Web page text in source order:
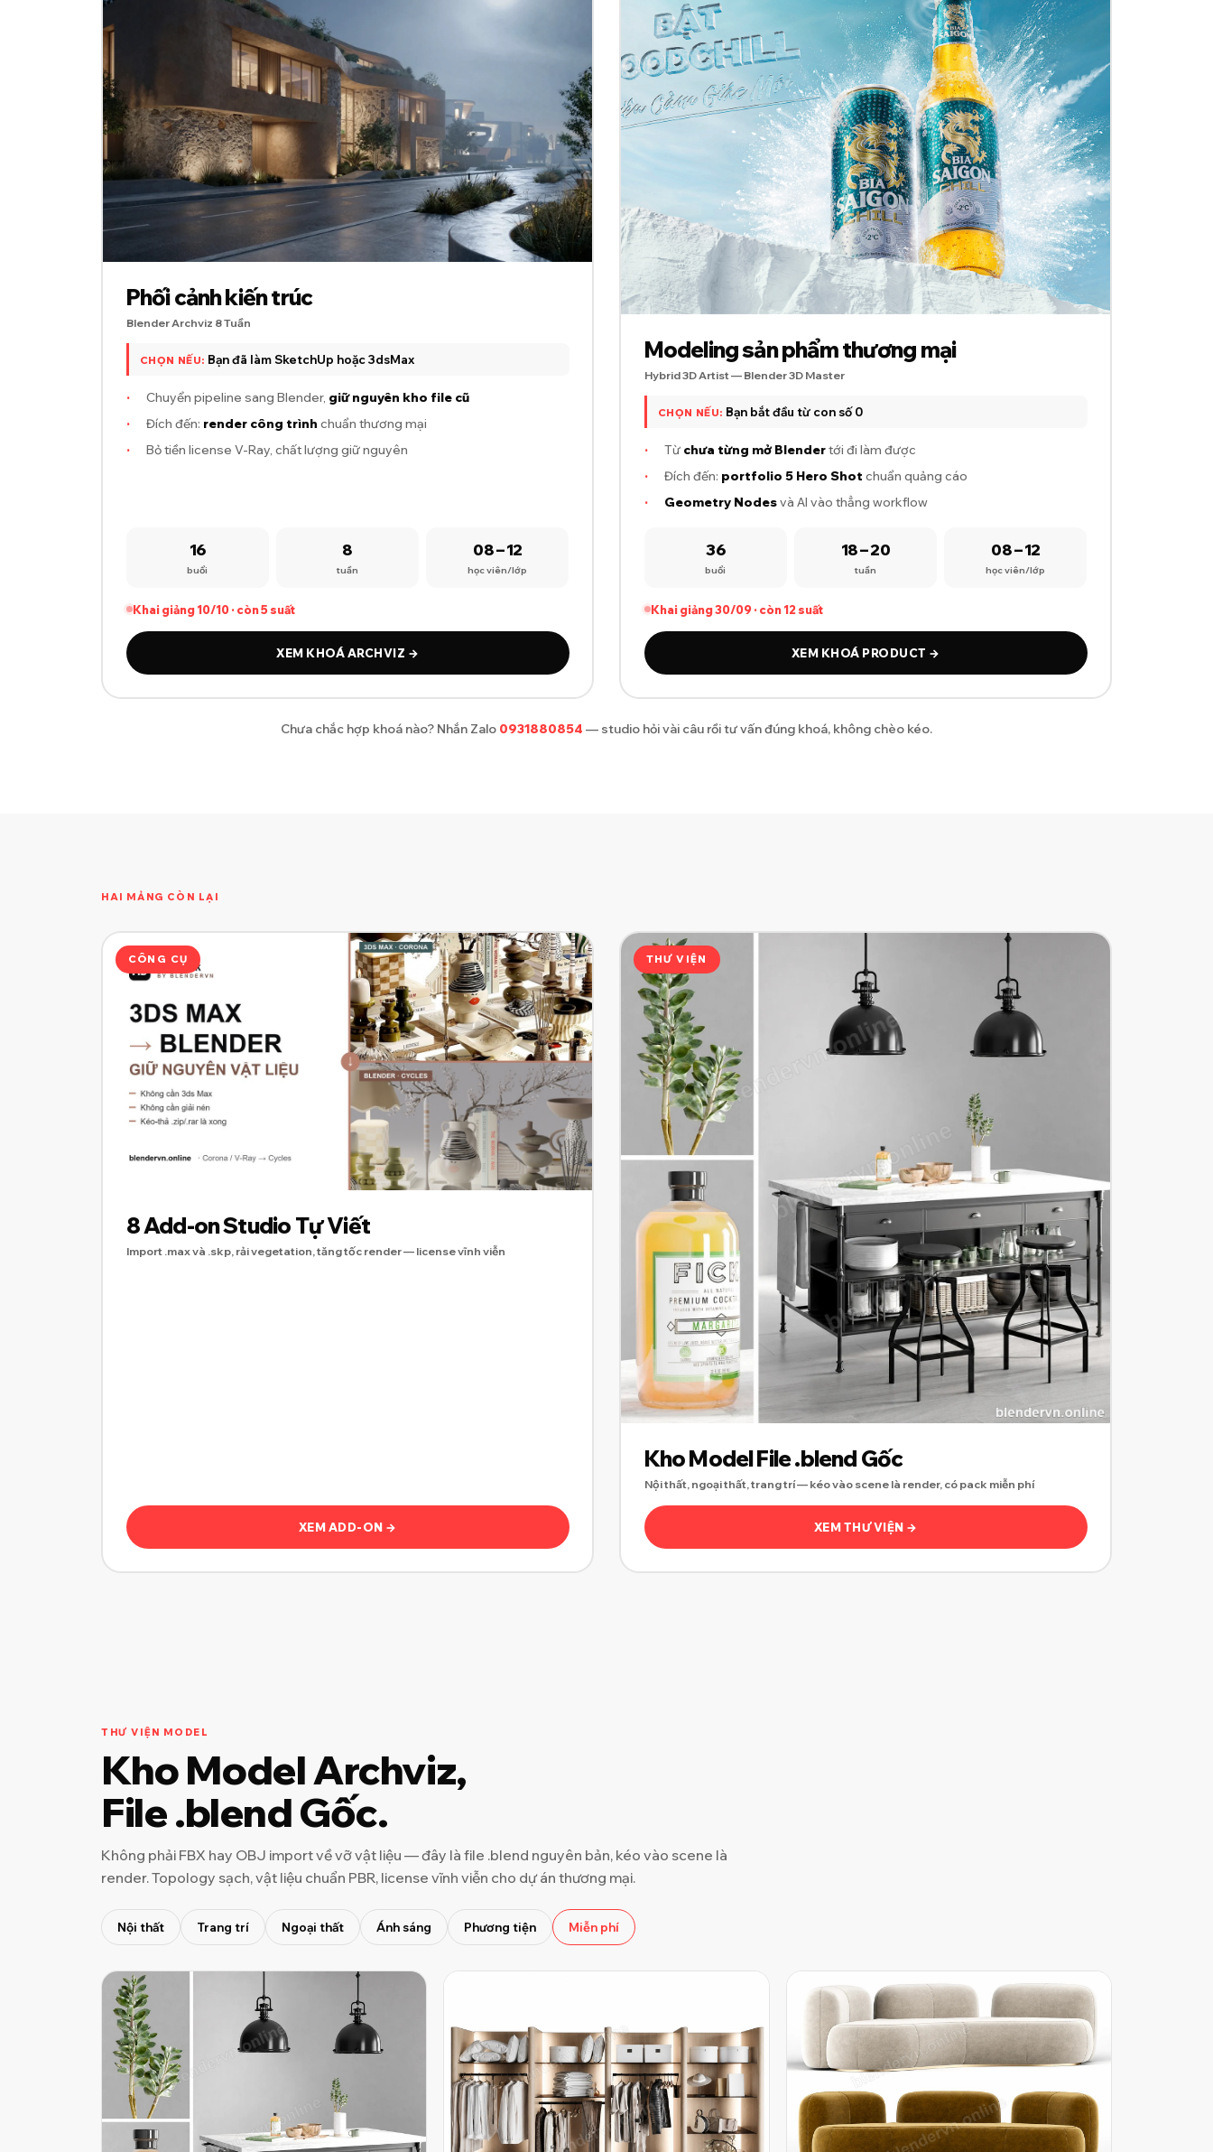
Phối cảnh kiến trúc
Blender Archviz 8 Tuần
CHỌN NẾU: Bạn đã làm SketchUp hoặc 3dsMax
· Chuyển pipeline sang Blender, giữ nguyên kho file cũ
·
Đích đến: render công trình chuẩn thương mại
·
Bỏ tiền license V-Ray, chất lượng giữ nguyên
16
buổi
8
tuần
08 – 12
học viên/lớp
Khai giảng 10/10 · còn 5 suất
XEM KHOÁ ARCHVIZ →
Modeling sản phẩm thương mại
Hybrid 3D Artist — Blender 3D Master
CHỌN NẾU: Bạn bắt đầu từ con số 0
· Từ chưa từng mở Blendertới đi làm được
·
Đích đến: portfolio 5 Hero Shot chuẩn quảng cáo
·
Geometry Nodesvà AI vào thẳng workflow
36
buổi
18 – 20
tuần
08 – 12
học viên/lớp
Khai giảng 30/09 · còn 12 suất
XEM KHOÁ PRODUCT →
Chưa chắc hợp khoá nào? Nhắn Zalo 0931880854 — studio hỏi vài câu rồi tư vấn đúng khoá, không chèo kéo.
HAI MẢNG CÒN LẠI
CÔNG CỤ
8 Add-on Studio Tự Viết
Import .max và .skp, rải vegetation, tăng tốc render — license vĩnh viễn
XEM ADD-ON →
THƯ VIỆN
Kho Model File .blend Gốc
Nội thất, ngoại thất, trang trí — kéo vào scene là render, có pack miễn phí
XEM THƯ VIỆN →
THƯ VIỆN MODEL
Kho Model Archviz,
File .blend Gốc.
Không phải FBX hay OBJ import về vỡ vật liệu — đây là file .blend nguyên bản, kéo vào scene là
render. Topology sạch, vật liệu chuẩn PBR, license vĩnh viễn cho dự án thương mại.
Nội thất Trang trí Ngoại thất Ánh sáng Phương tiện Miễn phí